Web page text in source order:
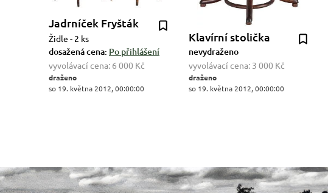
Jadrníček Fryšták
Židle - 2 ks
dosažená cena: Po přihlášení
vyvolávací cena: 6 000 Kč
draženo
so 19. května 2012, 00:00:00
Klavírní stolička
nevydraženo
vyvolávací cena: 3 000 Kč
draženo
so 19. května 2012, 00:00:00